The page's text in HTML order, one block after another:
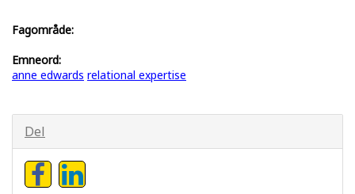
Fagområde:
Emneord:
anne edwards relational expertise
Del